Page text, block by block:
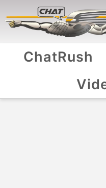
ChatRush